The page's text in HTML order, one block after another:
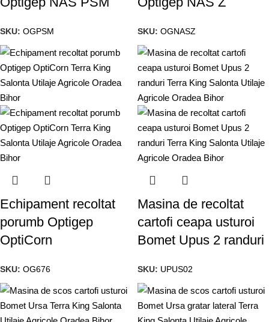
SKU: OGPSM SKU: OGNASZ
Echipament recoltat
porumb Optigep
OptiCorn
SKU: OG676
Masina de recoltat
cartofi ceapa usturoi
Bomet Upus 2 randuri
SKU: UPUS02